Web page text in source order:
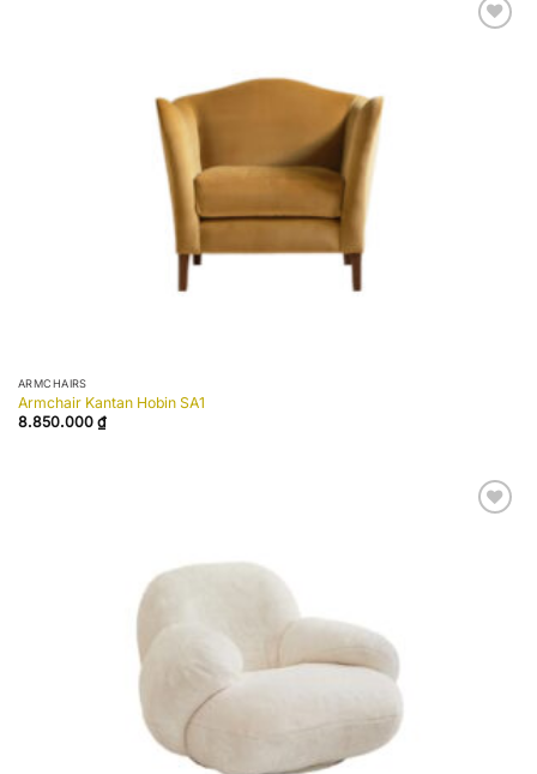
ARMCHAIRS
Armchair Kantan Hobin SA1
8.850.000 ₫